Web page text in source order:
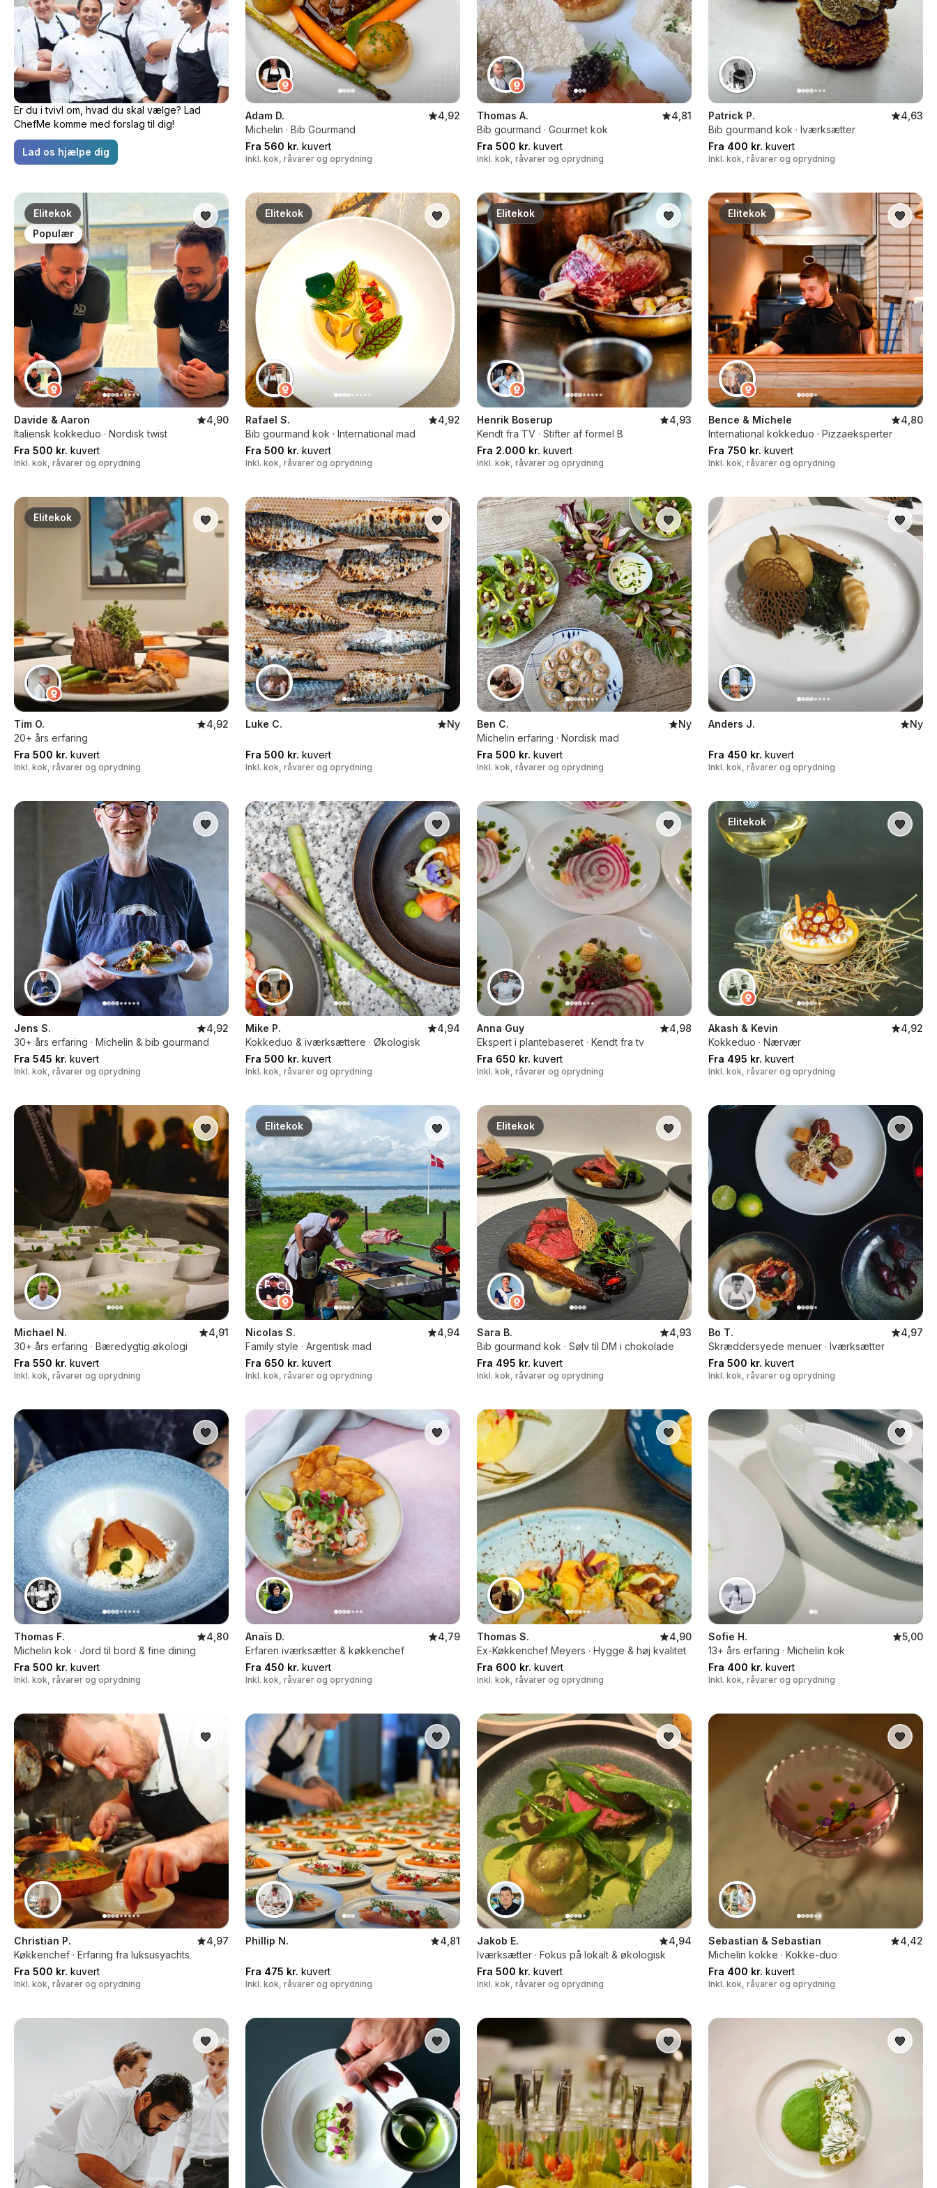
Er du i tvivl om, hvad du skal vælge? Lad
ChefMe komme med forslag til dig!
Lad os hjælpe dig
Adam D.
4,92
Michelin · Bib Gourmand
Fra 560 kr. kuvert
Inkl. kok, råvarer og oprydning
Thomas A.
4,81
Bib gourmand · Gourmet kok
Fra 500 kr. kuvert
Inkl. kok, råvarer og oprydning
Patrick P.
4,63
Bib gourmand kok · Iværksætter
Fra 400 kr. kuvert
Inkl. kok, råvarer og oprydning
Elitekok
Populær
Davide & Aaron
4,90
Italiensk kokkeduo · Nordisk twist
Fra 500 kr. kuvert
Inkl. kok, råvarer og oprydning
Elitekok
Rafael S.
4,92
Bib gourmand kok · International mad
Fra 500 kr. kuvert
Inkl. kok, råvarer og oprydning
Elitekok
Henrik Boserup
4,93
Kendt fra TV · Stifter af formel B
Fra 2.000 kr. kuvert
Inkl. kok, råvarer og oprydning
Elitekok
Bence & Michele
4,80
International kokkeduo · Pizzaeksperter
Fra 750 kr. kuvert
Inkl. kok, råvarer og oprydning
Elitekok
Tim O.
4,92
20+ års erfaring
Fra 500 kr. kuvert
Inkl. kok, råvarer og oprydning
Luke C. Ny
Fra 500 kr. kuvert
Inkl. kok, råvarer og oprydning
Ben C.
Ny
Michelin erfaring · Nordisk mad
Fra 500 kr. kuvert
Inkl. kok, råvarer og oprydning
Anders J. Ny
Fra 450 kr. kuvert
Inkl. kok, råvarer og oprydning
Jens S.
4,92
30+ års erfaring · Michelin & bib gourmand
Fra 545 kr. kuvert
Inkl. kok, råvarer og oprydning
Mike P.
4,94
Kokkeduo & iværksættere · Økologisk
Fra 500 kr. kuvert
Inkl. kok, råvarer og oprydning
Anna Guy
4,98
Ekspert i plantebaseret · Kendt fra tv
Fra 650 kr. kuvert
Inkl. kok, råvarer og oprydning
Elitekok
Akash & Kevin
4,92
Kokkeduo · Nærvær
Fra 495 kr. kuvert
Inkl. kok, råvarer og oprydning
Michael N.
4,91
30+ års erfaring · Bæredygtig økologi
Fra 550 kr. kuvert
Inkl. kok, råvarer og oprydning
Elitekok
Nicolas S.
4,94
Family style · Argentisk mad
Fra 650 kr. kuvert
Inkl. kok, råvarer og oprydning
Elitekok
Sara B.
4,93
Bib gourmand kok · Sølv til DM i chokolade
Fra 495 kr. kuvert
Inkl. kok, råvarer og oprydning
Bo T.
4,97
Skræddersyede menuer · Iværksætter
Fra 500 kr. kuvert
Inkl. kok, råvarer og oprydning
Thomas F.
4,80
Michelin kok · Jord til bord & fine dining
Fra 500 kr. kuvert
Inkl. kok, råvarer og oprydning
Anaïs D.
4,79
Erfaren iværksætter & køkkenchef
Fra 450 kr. kuvert
Inkl. kok, råvarer og oprydning
Thomas S.
4,90
Ex-Køkkenchef Meyers · Hygge & høj kvalitet
Fra 600 kr. kuvert
Inkl. kok, råvarer og oprydning
Sofie H.
5,00
13+ års erfaring · Michelin kok
Fra 400 kr. kuvert
Inkl. kok, råvarer og oprydning
Christian P.
4,97
Køkkenchef · Erfaring fra luksusyachts
Fra 500 kr. kuvert
Inkl. kok, råvarer og oprydning
Phillip N. 4,81
Fra 475 kr. kuvert
Inkl. kok, råvarer og oprydning
Jakob E.
4,94
Iværksætter · Fokus på lokalt & økologisk
Fra 500 kr. kuvert
Inkl. kok, råvarer og oprydning
Sebastian & Sebastian
4,42
Michelin kokke · Kokke-duo
Fra 400 kr. kuvert
Inkl. kok, råvarer og oprydning